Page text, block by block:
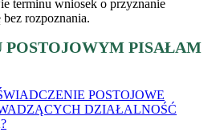
terminu wniosek o przyznanie
rozpoznania.
POSTOJOWYM PISAŁAM
POSTOJOWE
DZIAŁALNOŚĆ